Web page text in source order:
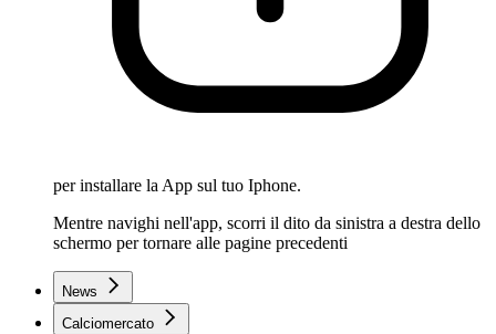
per installare la App sul tuo Iphone.
Mentre navighi nell'app, scorri il dito da sinistra a destra dello
schermo per tornare alle pagine precedenti
News
Calciomercato